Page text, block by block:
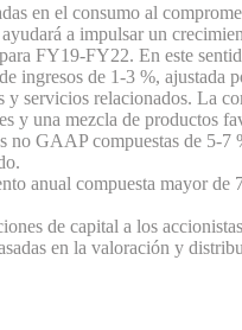
en el consumo al
a impulsar un
FY19-FY22. En este
ingresos de 1-3 %, ajustada
servicios relacionados. La
y una mezcla de productos
no GAAP compuestas de 5-7
anual compuesta mayor
de capital a los
en la valoración y